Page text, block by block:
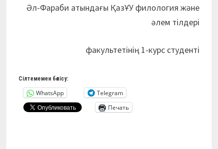
Әл-Фараби атындағы ҚазҰУ филология және
әлем тілдері
факультетінің 1-курс студенті
Сілтемемен бөлісу:
WhatsApp
Telegram
Печать